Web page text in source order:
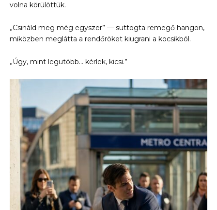
volna körülöttük.
„Csináld meg még egyszer” — suttogta remegő hangon,
miközben meglátta a rendőröket kiugrani a kocsikból.
„Úgy, mint legutóbb… kérlek, kicsi.”